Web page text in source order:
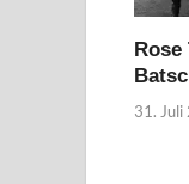
Rose
31. Juli